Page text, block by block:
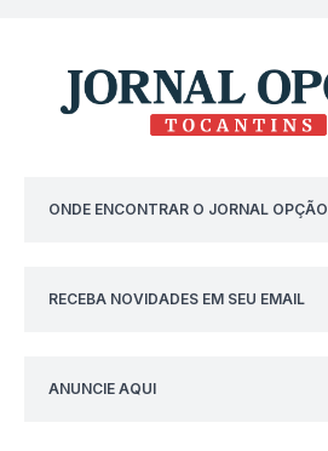
ONDE ENCONTRAR O JORNAL OPÇÃO
RECEBA NOVIDADES EM SEU EMAIL
ANUNCIE AQUI